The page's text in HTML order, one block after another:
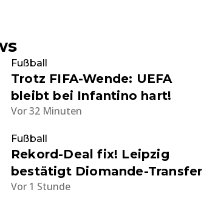
Fußball
Trotz FIFA-Wende: UEFA
bleibt bei Infantino hart!
Vor 32 Minuten
Fußball
Rekord-Deal fix! Leipzig
bestätigt Diomande-Transfer
Vor 1 Stunde